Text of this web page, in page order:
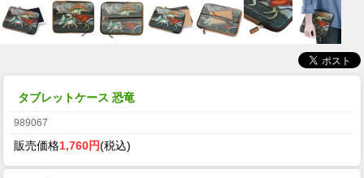
タブレットケース 恐竜
989067
販売価格1,760円(税込)